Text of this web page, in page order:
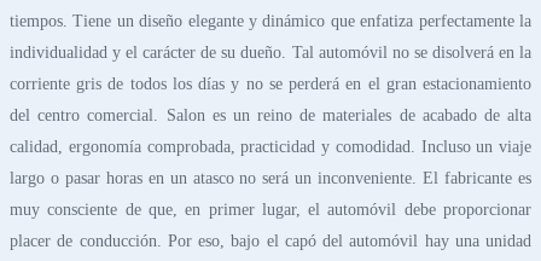
tiempos. Tiene un diseño elegante y dinámico que enfatiza perfectamente la
individualidad y el carácter de su dueño. Tal automóvil no se disolverá en la
corriente gris de todos los días y no se perderá en el gran estacionamiento
del centro comercial. Salon es un reino de materiales de acabado de alta
calidad, ergonomía comprobada, practicidad y comodidad. Incluso un viaje
largo o pasar horas en un atasco no será un inconveniente. El fabricante es
muy consciente de que, en primer lugar, el automóvil debe proporcionar
placer de conducción. Por eso, bajo el capó del automóvil hay una unidad